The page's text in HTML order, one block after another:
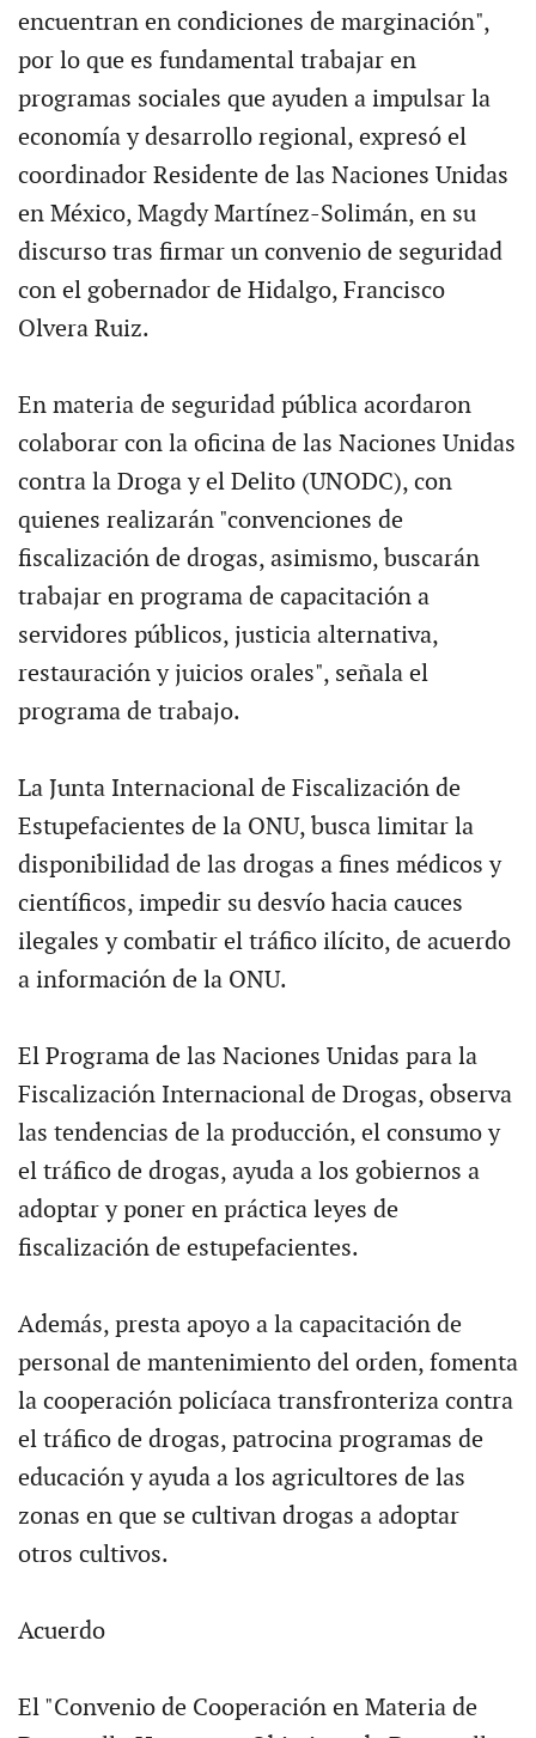
encuentran en condiciones de marginación",
por lo que es fundamental trabajar en
programas sociales que ayuden a impulsar la
economía y desarrollo regional, expresó el
coordinador Residente de las Naciones Unidas
en México, Magdy Martínez-Solimán, en su
discurso tras firmar un convenio de seguridad
con el gobernador de Hidalgo, Francisco
Olvera Ruiz.
En materia de seguridad pública acordaron
colaborar con la oficina de las Naciones Unidas
contra la Droga y el Delito (UNODC), con
quienes realizarán "convenciones de
fiscalización de drogas, asimismo, buscarán
trabajar en programa de capacitación a
servidores públicos, justicia alternativa,
restauración y juicios orales", señala el
programa de trabajo.
La Junta Internacional de Fiscalización de
Estupefacientes de la ONU, busca limitar la
disponibilidad de las drogas a fines médicos y
científicos, impedir su desvío hacia cauces
ilegales y combatir el tráfico ilícito, de acuerdo
a información de la ONU.
El Programa de las Naciones Unidas para la
Fiscalización Internacional de Drogas, observa
las tendencias de la producción, el consumo y
el tráfico de drogas, ayuda a los gobiernos a
adoptar y poner en práctica leyes de
fiscalización de estupefacientes.
Además, presta apoyo a la capacitación de
personal de mantenimiento del orden, fomenta
la cooperación policíaca transfronteriza contra
el tráfico de drogas, patrocina programas de
educación y ayuda a los agricultores de las
zonas en que se cultivan drogas a adoptar
otros cultivos.
Acuerdo
El "Convenio de Cooperación en Materia de